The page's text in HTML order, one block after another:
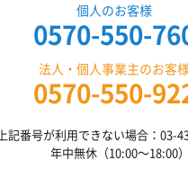
個人のお客様
0570-550-
法人・個人事業主のお客
0570-550-
上記番号が利用できない場合：03-
年中無休（10:00〜18:00）